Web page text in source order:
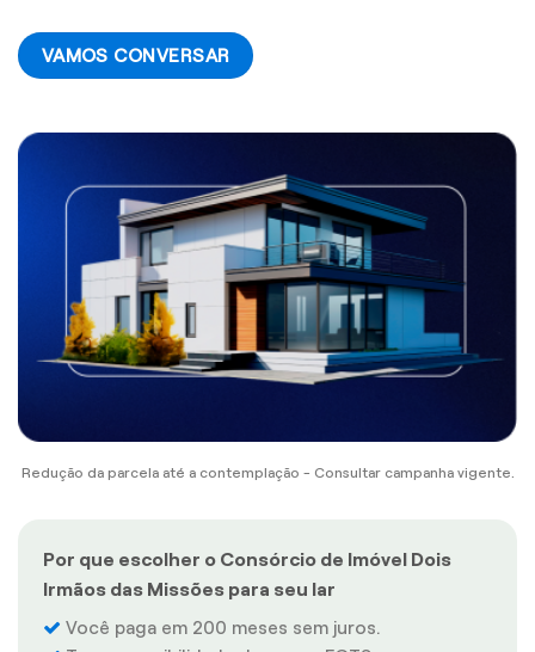
VAMOS CONVERSAR
Redução da parcela até a contemplação - Consultar campanha vigente.
Por que escolher o Consórcio de Imóvel Dois
Irmãos das Missões para seu lar
Você paga em 200 meses sem juros.